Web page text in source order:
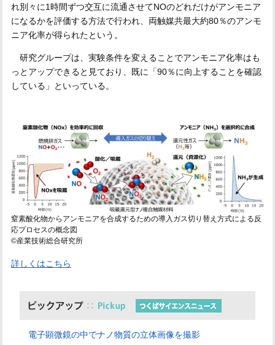
れ別々に1時間ずつ交互に流通させてNOのどれだけがアンモニア
になるかを評価する方法で行われ、両触媒共最大約80％のアンモ
ニア化率が得られたという。
研究グループは、実験条件を変えることでアンモニア化率はも
っとアップできると見ており、既に「90％に向上することを確認
している」といっている。
窒素酸化物からアンモニアを合成するための導入ガス切り替え方式による反
応プロセスの概念図
©産業技術総合研究所
詳しくはこちら
電子顕微鏡の中でナノ物質の立体画像を撮影